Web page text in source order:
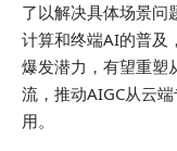
了以解决具体场景问
计算和终端AI的普及
爆发潜力，有望重塑
流，推动AIGC从云
用。